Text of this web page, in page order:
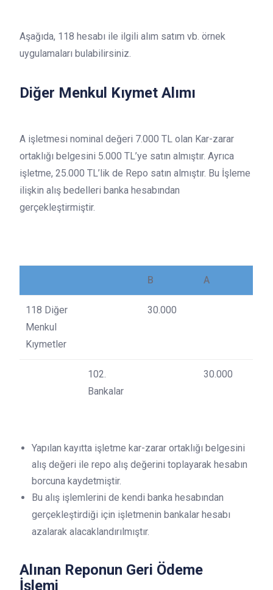
Aşağıda, 118 hesabı ile ilgili alım satım vb. örnek
uygulamaları bulabilirsiniz.
Diğer Menkul Kıymet Alımı
A işletmesi nominal değeri 7.000 TL olan Kar-zarar
ortaklığı belgesini 5.000 TL’ye satın almıştır. Ayrıca
işletme, 25.000 TL’lik de Repo satın almıştır. Bu İşleme
ilişkin alış bedelleri banka hesabından
gerçekleştirmiştir.
B A
118 Diğer
Menkul
Kıymetler
30.000
102.
Bankalar
30.000
Yapılan kayıtta işletme kar-zarar ortaklığı belgesini
alış değeri ile repo alış değerini toplayarak hesabın
borcuna kaydetmiştir.
Bu alış işlemlerini de kendi banka hesabından
gerçekleştirdiği için işletmenin bankalar hesabı
azalarak alacaklandırılmıştır.
Alınan Reponun Geri Ödeme
İşlemi